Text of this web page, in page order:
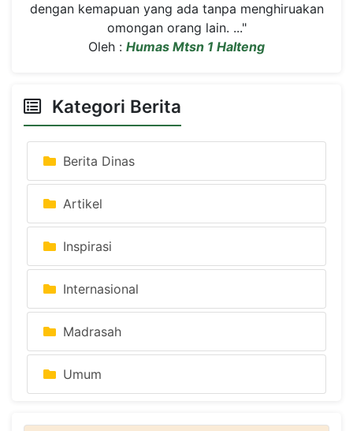
dengan kemapuan yang ada tanpa menghiruakan
omongan orang lain. ..."
Oleh : Humas Mtsn 1 Halteng
Kategori Berita
Berita Dinas
Artikel
Inspirasi
Internasional
Madrasah
Umum